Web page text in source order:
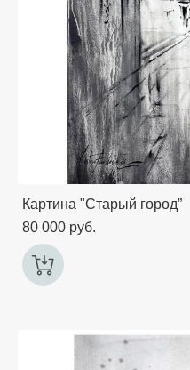
Картина "Старый город”
80 000 pуб.